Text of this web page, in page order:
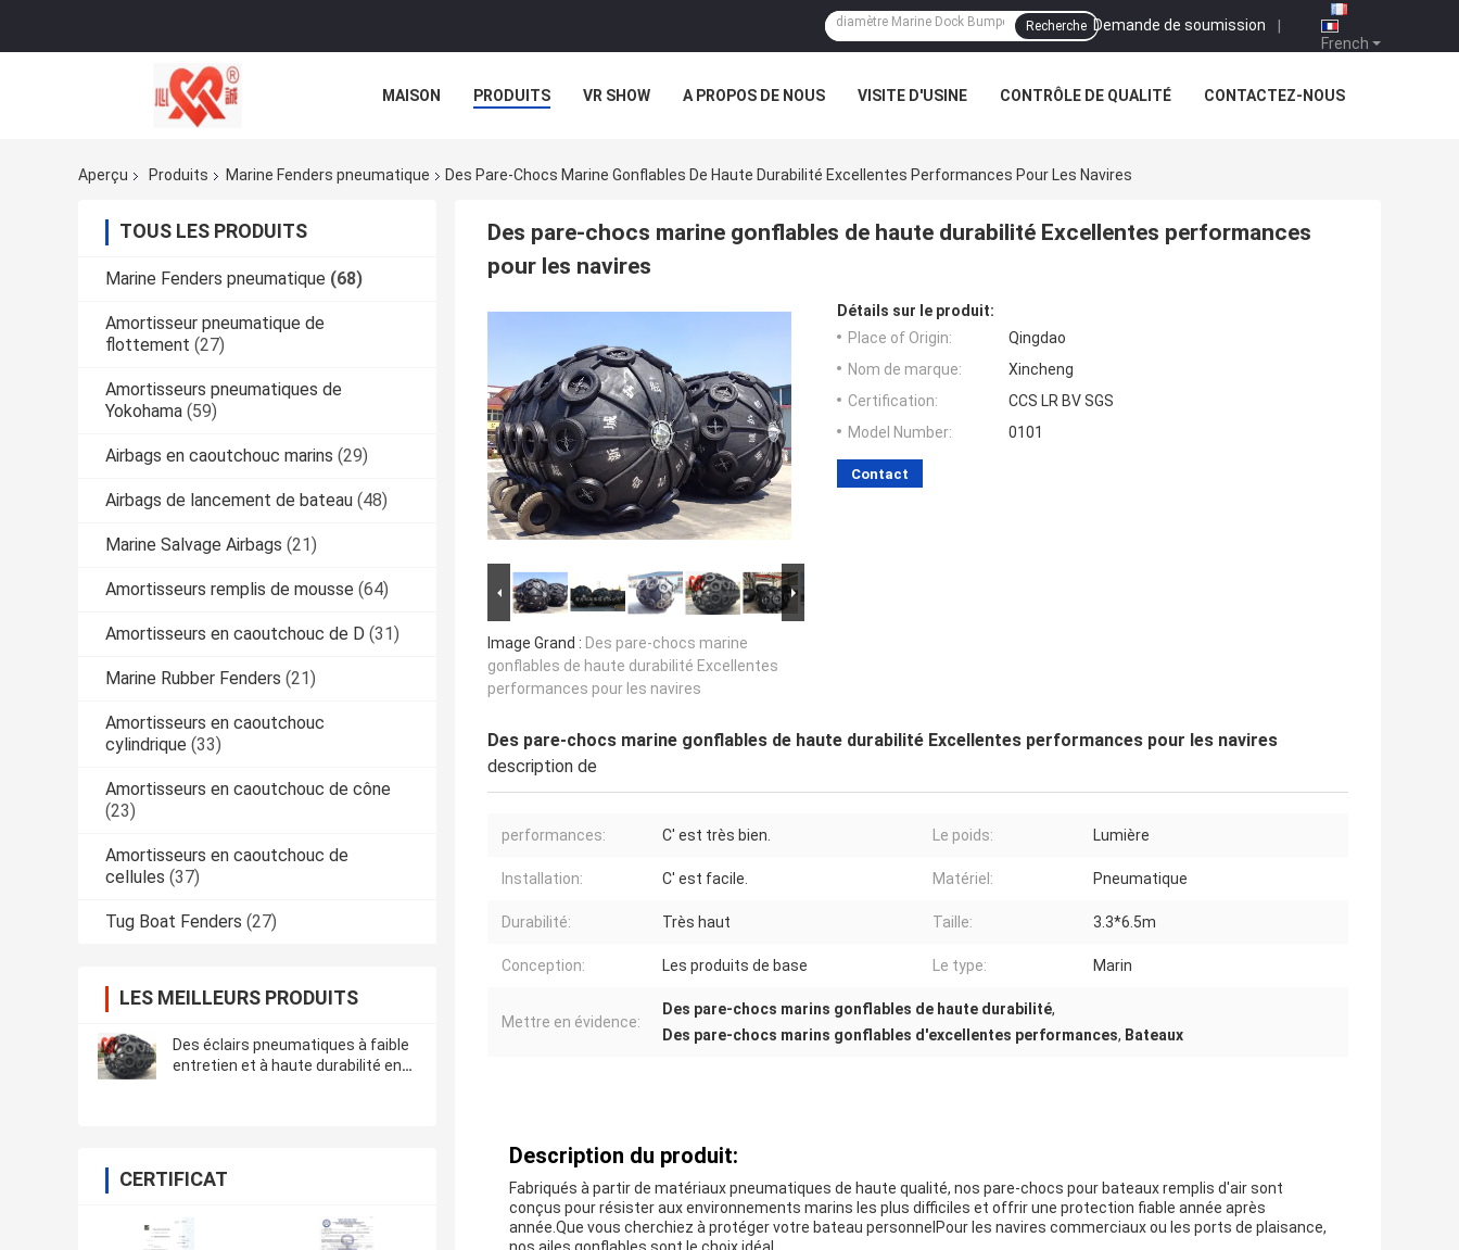
French
Demande de soumission |
Recherche
MAISON PRODUITS VR SHOW A PROPOS DE NOUS VISITE D'USINE CONTRÔLE DE QUALITÉ CONTACTEZ-NOUS
Aperçu
Produits Marine Fenders pneumatique Des Pare-Chocs Marine Gonflables De Haute Durabilité Excellentes Performances Pour Les Navires
TOUS LES PRODUITS
Marine Fenders pneumatique (68)
Amortisseur pneumatique de
flottement (27)
Amortisseurs pneumatiques de
Yokohama (59)
Airbags en caoutchouc marins (29)
Airbags de lancement de bateau (48)
Marine Salvage Airbags (21)
Amortisseurs remplis de mousse (64)
Amortisseurs en caoutchouc de D (31)
Marine Rubber Fenders (21)
Amortisseurs en caoutchouc
cylindrique (33)
Amortisseurs en caoutchouc de cône
(23)
Amortisseurs en caoutchouc de
cellules (37)
Tug Boat Fenders (27)
LES MEILLEURS PRODUITS
Des éclairs pneumatiques à faible
entretien et à haute durabilité en
CERTIFICAT
Des pare-chocs marine gonflables de haute durabilité Excellentes performances
pour les navires
Image Grand : Des pare-chocs marine
gonflables de haute durabilité Excellentes
performances pour les navires
Détails sur le produit:
Place of Origin:
Qingdao
Nom de marque:
Xincheng
Certification:
CCS LR BV SGS
Model Number:
0101
Contact
Des pare-chocs marine gonflables de haute durabilité Excellentes performances pour les navires
description de
performances: C' est très bien. Le poids: Lumière
Installation: C' est facile. Matériel: Pneumatique
Durabilité: Très haut Taille: 3.3*6.5m
Conception: Les produits de base Le type: Marin
Mettre en évidence:
Des pare-chocs marins gonflables de haute durabilité,
Des pare-chocs marins gonflables d'excellentes performances, Bateaux
Description du produit:
Fabriqués à partir de matériaux pneumatiques de haute qualité, nos pare-chocs pour bateaux remplis d'air sont
conçus pour résister aux environnements marins les plus difficiles et offrir une protection fiable année après
année.Que vous cherchiez à protéger votre bateau personnelPour les navires commerciaux ou les ports de plaisance,